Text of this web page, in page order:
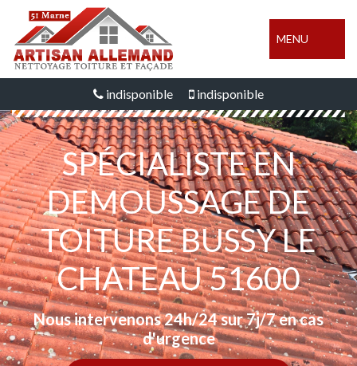
MENU
indisponible indisponible
SPÉCIALISTE EN
DEMOUSSAGE DE
TOITURE BUSSY LE
CHATEAU 51600
Nous intervenons 24h/24 sur 7j/7 en cas
d'urgence